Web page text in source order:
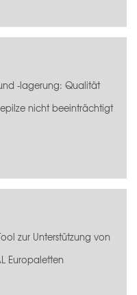
-lagerung: Qualität
nicht beeinträchtigt
zur Unterstützung von
Europaletten